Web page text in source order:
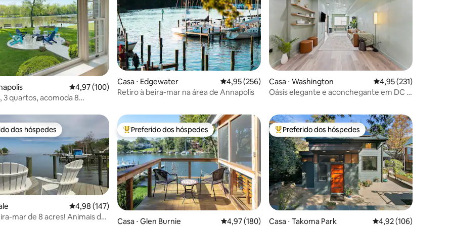
de 5, 148 avaliações
4,97 de uma avaliação média de 5, 100 avaliações
4,97 (100)
3 quartos, acomoda 8
Casa ⋅ Edgewater 4,95 de uma avaliação média de 5, 256 avaliações
4,95 (256)
Retiro à beira-mar na área de Annapolis
Casa ⋅ Washington 4,95 de uma avaliação
4,95 (231)
Oásis elegante e aconchegante em DC |
preferidos dos hóspedes
dos hóspedes
4,98 de uma avaliação média de 5, 147 avaliações
4,98 (147)
mar de 8 acres! Animais de
Entre os melhores preferidos dos hóspedes
Preferido dos hóspedes
Casa ⋅ Glen Burnie 4,97 de uma avaliação média de 5, 180 avaliações
4,97 (180)
Entre os melhores preferidos dos hóspedes
Preferido dos hóspedes
Casa ⋅ Takoma Park 4,92 de uma avaliação
4,92 (106)